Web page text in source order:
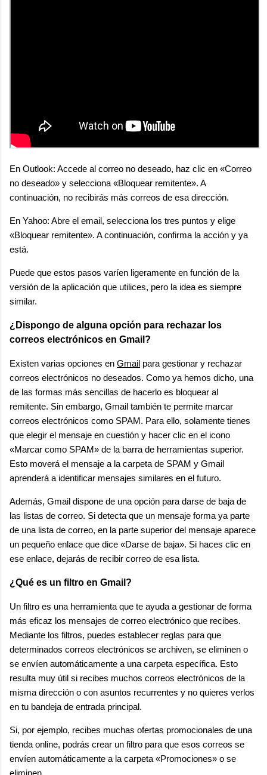
En Outlook: Accede al correo no deseado, haz clic en «Correo
no deseado» y selecciona «Bloquear remitente». A
continuación, no recibirás más correos de esa dirección.
En Yahoo: Abre el email, selecciona los tres puntos y elige
«Bloquear remitente». A continuación, confirma la acción y ya
está.
Puede que estos pasos varíen ligeramente en función de la
versión de la aplicación que utilices, pero la idea es siempre
similar.
¿Dispongo de alguna opción para rechazar los
correos electrónicos en Gmail?
Existen varias opciones en Gmail para gestionar y rechazar
correos electrónicos no deseados. Como ya hemos dicho, una
de las formas más sencillas de hacerlo es bloquear al
remitente. Sin embargo, Gmail también te permite marcar
correos electrónicos como SPAM. Para ello, solamente tienes
que elegir el mensaje en cuestión y hacer clic en el icono
«Marcar como SPAM» de la barra de herramientas superior.
Esto moverá el mensaje a la carpeta de SPAM y Gmail
aprenderá a identificar mensajes similares en el futuro.
Además, Gmail dispone de una opción para darse de baja de
las listas de correo. Si detecta que un mensaje forma ya parte
de una lista de correo, en la parte superior del mensaje aparece
un pequeño enlace que dice «Darse de baja». Si haces clic en
ese enlace, dejarás de recibir correo de esa lista.
¿Qué es un filtro en Gmail?
Un filtro es una herramienta que te ayuda a gestionar de forma
más eficaz los mensajes de correo electrónico que recibes.
Mediante los filtros, puedes establecer reglas para que
determinados correos electrónicos se archiven, se eliminen o
se envíen automáticamente a una carpeta específica. Esto
resulta muy útil si recibes muchos correos electrónicos de la
misma dirección o con asuntos recurrentes y no quieres verlos
en tu bandeja de entrada principal.
Si, por ejemplo, recibes muchas ofertas promocionales de una
tienda online, podrás crear un filtro para que esos correos se
envíen automáticamente a la carpeta «Promociones» o se
eliminen.